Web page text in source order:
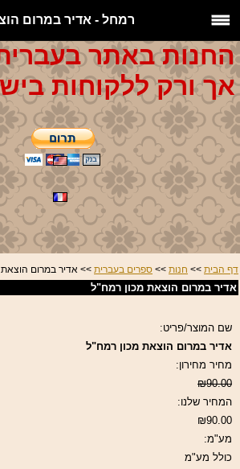
רמחל - אדיר במרום
החנות באתר
אך ורק ללקוחות
דף הבית >> חנות >> ספרים בעברית >> אדיר במרום הוצאת
אדיר במרום הוצאת מכון רמח"ל
שם המוצר/פריט:
אדיר במרום הוצאת מכון רמח"ל
מחיר מחירון:
₪90.00
המחיר שלנו:
₪90.00
מע"מ:
כולל מע"מ